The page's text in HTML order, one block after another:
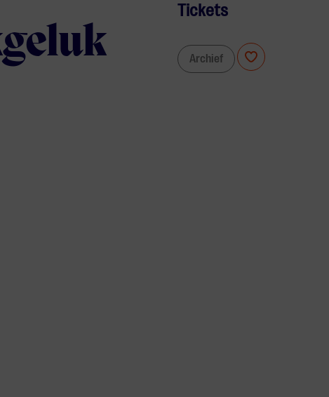
Tickets
Archief